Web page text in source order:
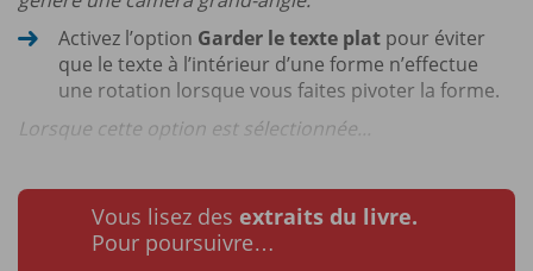
Activez l’option Garder le texte plat pour éviter
que le texte à l’intérieur d’une forme n’effectue
une rotation lorsque vous faites pivoter la forme.
Lorsque cette option est sélectionnée...
Vous lisez des extraits du livre.
Pour poursuivre…